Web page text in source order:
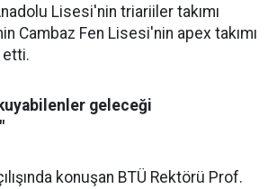
Lisesi'nin triariiler takımı
Cambaz Fen Lisesi'nin apex takımı
etti.
geleceği
konuşan BTÜ Rektörü Prof.